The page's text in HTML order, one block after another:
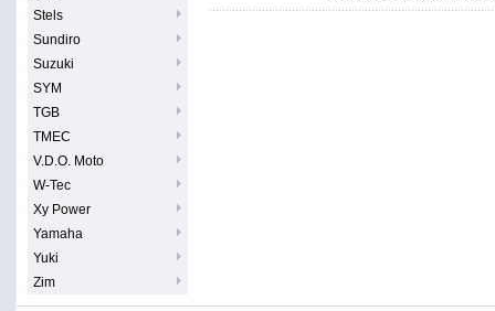
Stels
Sundiro
Suzuki
SYM
TGB
TMEC
V.D.O. Moto
W-Tec
Xy Power
Yamaha
Yuki
Zim